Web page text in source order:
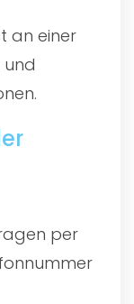
an einer
per